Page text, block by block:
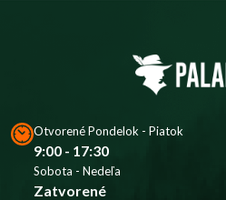
Otvorené Pondelok - Piatok
9:00 - 17:30
Sobota - Nedeľa
Zatvorené